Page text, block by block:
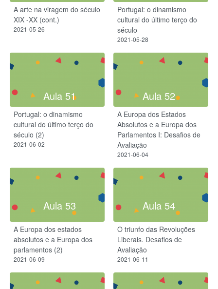
A arte na viragem do século
XIX -XX (cont.)
2021-05-26
Portugal: o dinamismo
cultural do último terço do
século
2021-05-28
Aula 51
Portugal: o dinamismo
cultural do último terço do
século (2)
2021-06-02
Aula 52
A Europa dos Estados
Absolutos e a Europa dos
Parlamentos I: Desafios de
Avaliação
2021-06-04
Aula 53
A Europa dos estados
absolutos e a Europa dos
parlamentos (2)
2021-06-09
Aula 54
O triunfo das Revoluções
Liberais. Desafios de
Avaliação
2021-06-11